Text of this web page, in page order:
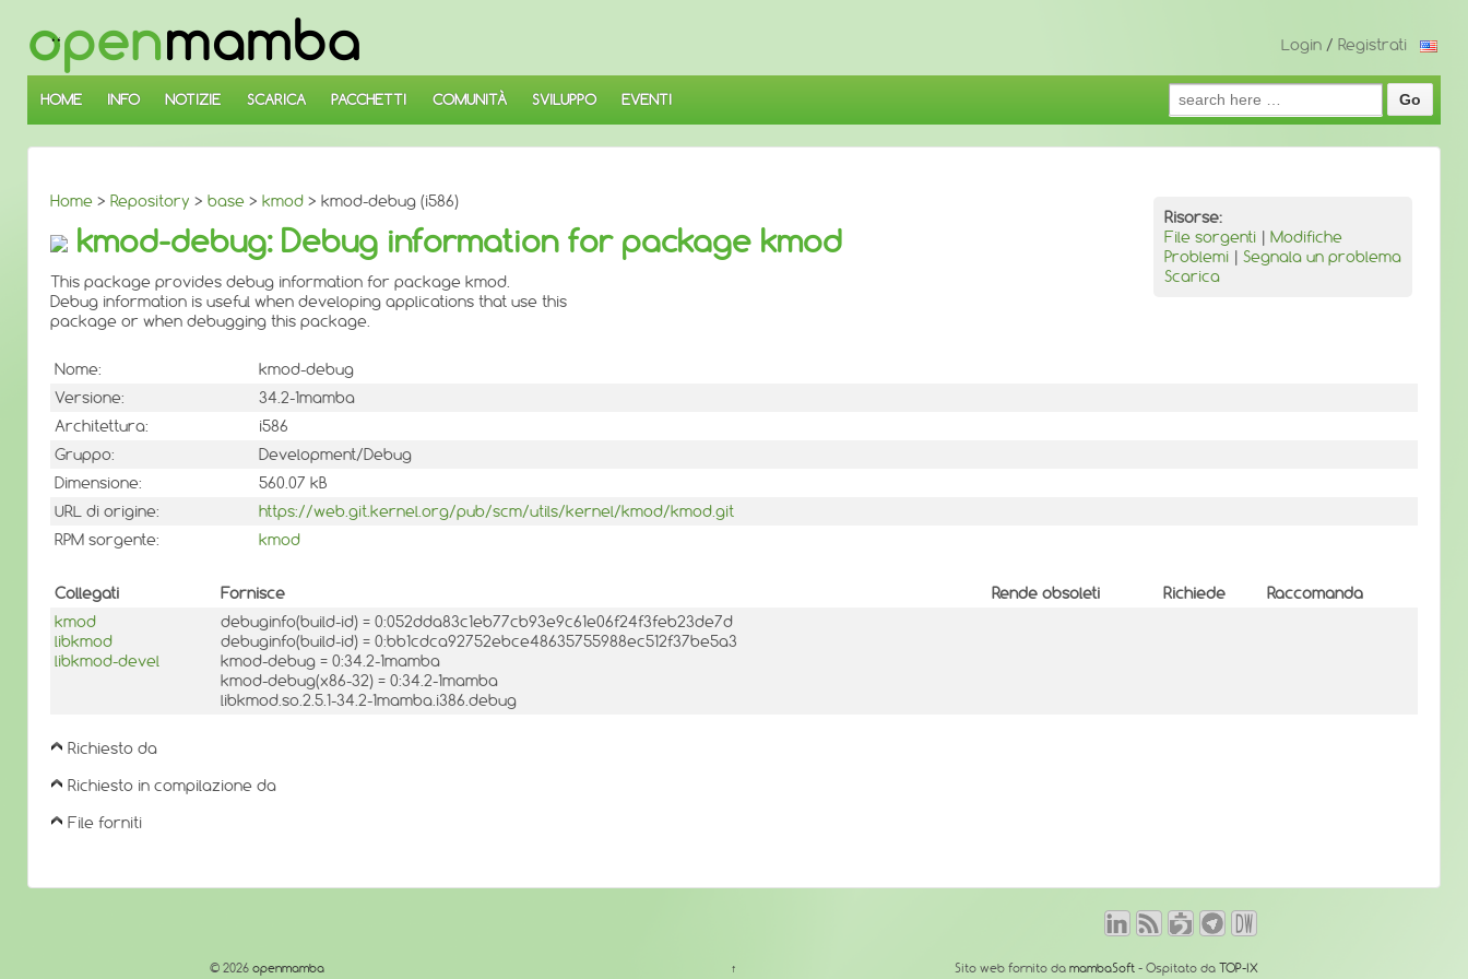
SALTA
AL
CONTENUTO
PRINCIPALE
Login / Registrati
HOME INFO NOTIZIE SCARICA PACCHETTI COMUNITÀ SVILUPPO EVENTI
Search
for:
Home > Repository > base > kmod > kmod-debug (i586)
Risorse:
File sorgenti | Modifiche
Problemi | Segnala un problema
Scarica
kmod-debug: Debug information for package kmod
This package provides debug information for package kmod.
Debug information is useful when developing applications that use this
package or when debugging this package.
Nome:
kmod-debug
Versione:
34.2-1mamba
Architettura:
i586
Gruppo:
Development/Debug
Dimensione:
560.07 kB
URL di origine:
https://web.git.kernel.org/pub/scm/utils/kernel/kmod/kmod.git
RPM sorgente:
kmod
Collegati Fornisce Rende obsoleti Richiede
Raccomanda
kmod
libkmod
libkmod-devel
debuginfo(build-id) = 0:052dda83c1eb77cb93e9c61e06f24f3feb23de7d
debuginfo(build-id) = 0:bb1cdca92752ebce48635755988ec512f37be5a3
kmod-debug = 0:34.2-1mamba
kmod-debug(x86-32) = 0:34.2-1mamba
libkmod.so.2.5.1-34.2-1mamba.i386.debug
Richiesto da
Richiesto in compilazione da
File forniti
© 2026 openmamba ↑ Sito web fornito da mambaSoft- Ospitato da TOP-IX